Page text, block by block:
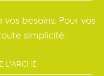
besoins. Pour vos
simplicité: